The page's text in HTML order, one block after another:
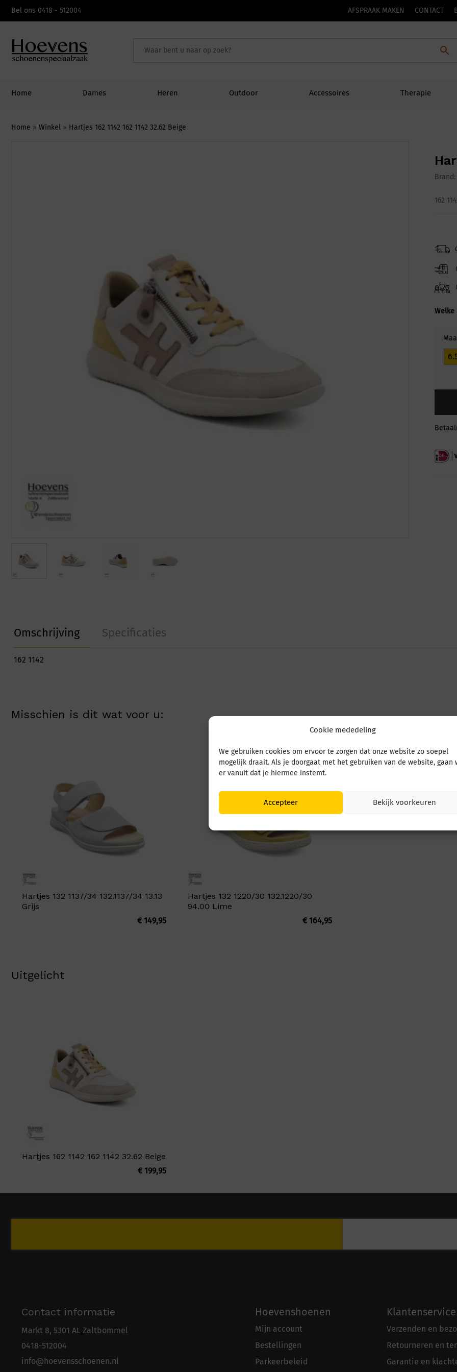
Cookie mededeling
We gebruiken cookies om ervoor te zorgen dat onze website zo soepel
mogelijk draait. Als je doorgaat met het gebruiken van de website, gaan
er vanuit dat je hiermee instemt.
Accepteer Bekijk voorkeuren
Bel ons 0418 - 512004 AFSPRAAK MAKEN CONTACT
Home Dames Heren Outdoor Accessoires Therapie
Home » Winkel » Hartjes 162 1142 162 1142 32.62 Beige
Brand:
162
Omschrijving Specificaties
162 1142
Misschien is dit wat voor u:
Hartjes 132 1137/34 132.1137/34 13.13
Grijs
€149,95
Hartjes 132 1220/30 132.1220/30
94.00 Lime
€164,95
Uitgelicht
Hartjes 162 1142 162 1142 32.62 Beige
€199,95
Contact informatie
Markt 8, 5301 AL Zaltbommel
0418-512004
info@hoevensschoenen.nl
Hoevenshoenen
Mijn account
Bestellingen
Parkeerbeleid
Klantenservice
Verzenden en
Retourneren en
Garantie en